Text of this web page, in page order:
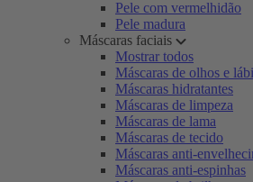
Pele com vermelhidão
Pele madura
Máscaras faciais
Mostrar todos
Máscaras de olhos e
Máscaras hidratantes
Máscaras de limpeza
Máscaras de lama
Máscaras de tecido
Máscaras anti-
Máscaras anti-espinhas